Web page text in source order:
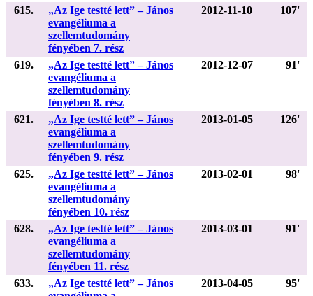
615.
„Az Ige testté lett” – János
evangéliuma a
szellemtudomány
fényében 7. rész
2012-11-10 107'
619.
„Az Ige testté lett” – János
evangéliuma a
szellemtudomány
fényében 8. rész
2012-12-07 91'
621.
„Az Ige testté lett” – János
evangéliuma a
szellemtudomány
fényében 9. rész
2013-01-05 126'
625.
„Az Ige testté lett” – János
evangéliuma a
szellemtudomány
fényében 10. rész
2013-02-01 98'
628.
„Az Ige testté lett” – János
evangéliuma a
szellemtudomány
fényében 11. rész
2013-03-01 91'
633.
„Az Ige testté lett” – János
2013-04-05 95'